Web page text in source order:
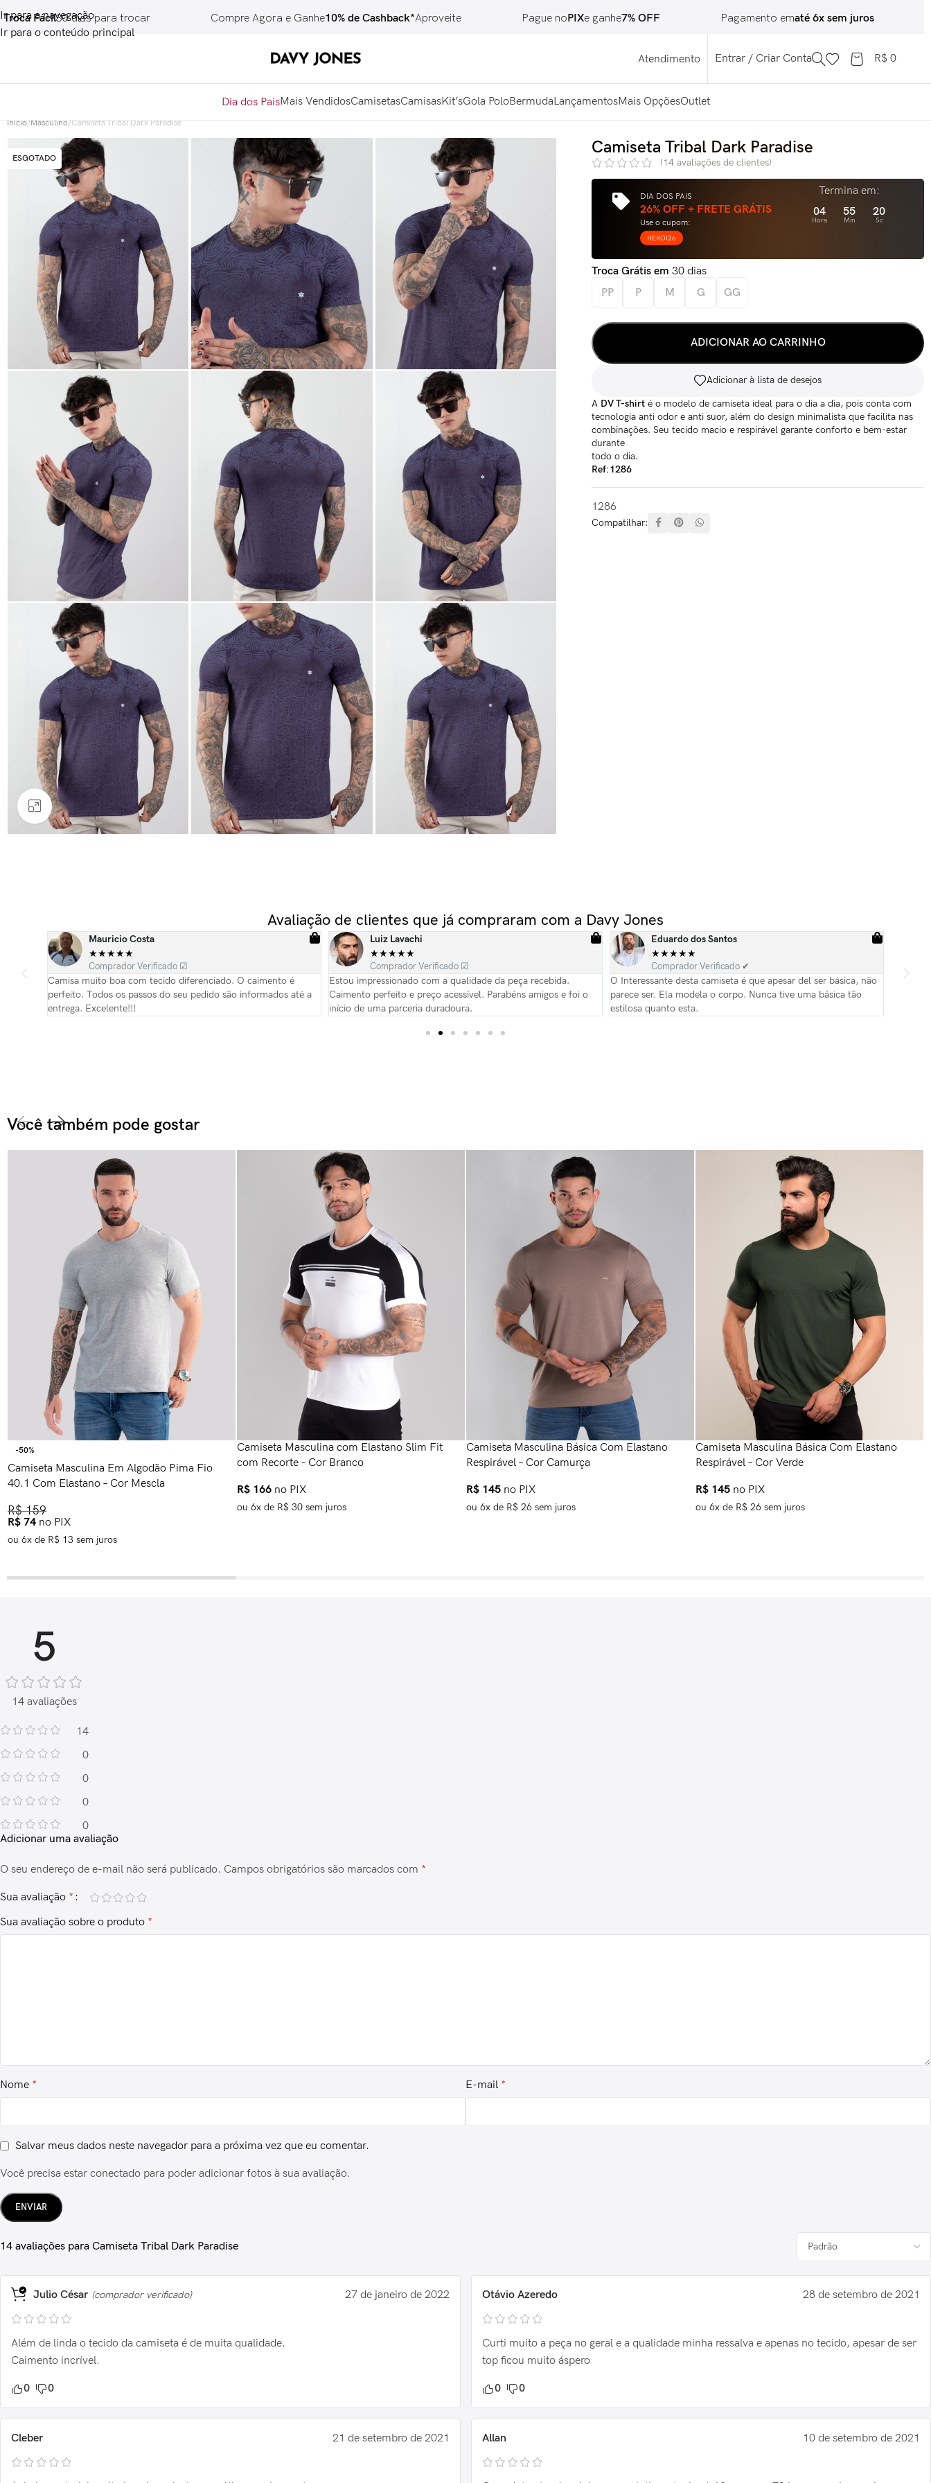
Ir para a navegação
Ir para o conteúdo principal
Fácil30 dias para trocar Compre Agora e Ganhe10% de Cashback*Aproveite Pague noPIX e ganhe 7% OFF Pagamento ematé 6x sem juros
Atendimento Entrar / Criar Conta R$ 0
Dia dos PaisMais VendidosCamisetasCamisasKit’sGola PoloBermudaLançamentosMais OpçõesOutlet
Início/Masculino/Camiseta Tribal Dark Paradise
ESGOTADO
Clique para ampliar
Camiseta Tribal Dark Paradise
(14 avaliações de clientes)
DIA DOS PAIS
26% OFF + FRETE GRÁTIS
Use o cupom:
HEROI26
Termina em:
04
Hora
55
Min
18
Sc
Troca Grátis em 30 dias
PP
P M G GG
ADICIONAR AO CARRINHO
Adicionar à lista de desejos
A DV T-shirt é o modelo de camiseta ideal para o dia a dia, pois conta com
tecnologia anti odor e anti suor, além do design minimalista que facilita nas
combinações. Seu tecido macio e respirável garante conforto e bem-estar
durante
todo o dia.
Ref:1286
1286
Compatilhar:
Avaliação de clientes que já compraram com a Davy Jones
Mauricio Costa
★★★★★
Comprador Verificado ☑
Camisa muito boa com tecido diferenciado. O caimento é
perfeito. Todos os passos do seu pedido são informados até a
entrega. Excelente!!!
Luiz Lavachi
★★★★★
Comprador Verificado ☑
Estou impressionado com a qualidade da peça recebida.
Caimento perfeito e preço acessível. Parabéns amigos e foi o
início de uma parceria duradoura.
Eduardo dos Santos
★★★★★
Comprador Verificado ✔
O Interessante desta camiseta é que apesar del ser básica, não
parece ser. Ela modela o corpo. Nunca tive uma básica tão
estilosa quanto esta.
Você também pode gostar​
-50%
Camiseta Masculina Em Algodão Pima Fio
40.1 Com Elastano – Cor Mescla
R$159
R$ 74 no PIX
ou 6x de R$ 13 sem juros
Camiseta Masculina com Elastano Slim Fit
com Recorte – Cor Branco
R$ 166 no PIX
ou 6x de R$ 30 sem juros
Camiseta Masculina Básica Com Elastano
Respirável – Cor Camurça
R$ 145 no PIX
ou 6x de R$ 26 sem juros
Camiseta Masculina Básica Com Elastano
Respirável – Cor Verde
R$ 145 no PIX
ou 6x de R$ 26 sem juros
5
14 avaliações
14
0
0
0
0
14 avaliações para Camiseta Tribal Dark Paradise
Julio César (comprador verificado) 27 de janeiro de 2022
Além de linda o tecido da camiseta é de muita qualidade.
Caimento incrível.
0 0
Otávio Azeredo 28 de setembro de 2021
Curti muito a peça no geral e a qualidade minha ressalva e apenas no tecido, apesar de ser
top ficou muito áspero
0 0
Cleber 21 de setembro de 2021 Allan 10 de setembro de 2021
Adicionar uma avaliação
O seu endereço de e-mail não será publicado. Campos obrigatórios são marcados com *
Sua avaliação *
Sua avaliação sobre o produto *
Nome * E-mail *
Salvar meus dados neste navegador para a próxima vez que eu comentar.
Você precisa estar conectado para poder adicionar fotos à sua avaliação.